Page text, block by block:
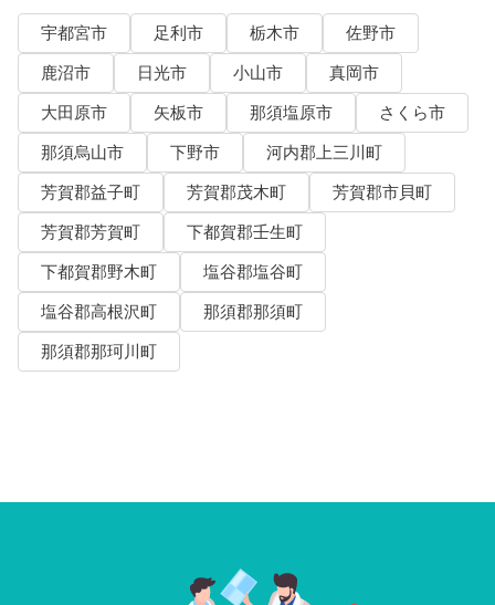
宇都宮市 足利市 栃木市
佐野市
鹿沼市
日光市 小山市
真岡市
大田原市
矢板市 那須塩原市
さくら市
那須烏山市
下野市
河内郡上三川町
芳賀郡益子町
芳賀郡茂木町
芳賀郡市貝町
芳賀郡芳賀町
下都賀郡壬生町
下都賀郡野木町
塩谷郡塩谷町
塩谷郡高根沢町
那須郡那須町
那須郡那珂川町